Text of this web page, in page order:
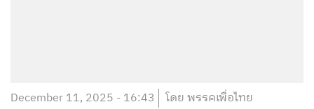
December 11, 2025 - 16:43 โดย พรรคเพื่อไทย